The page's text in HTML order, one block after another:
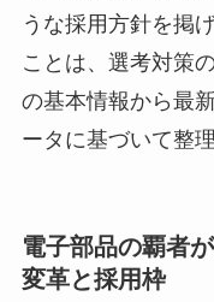
うな採用方針を掲
ことは、選考対策
の基本情報から最
ータに基づいて整
電子部品の覇者
変革と採用枠